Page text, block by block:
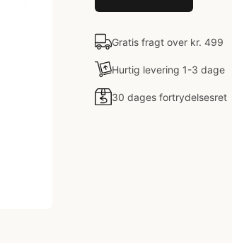
Gratis fragt over kr. 499
Hurtig levering 1-3 dage
30 dages fortrydelsesret